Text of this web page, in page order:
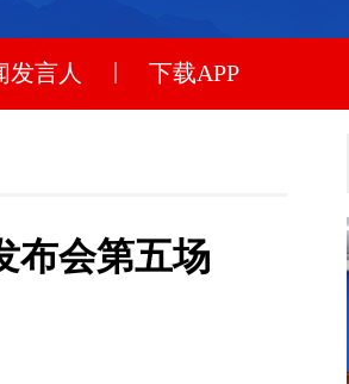
发言人 | 下载APP
布会第五场